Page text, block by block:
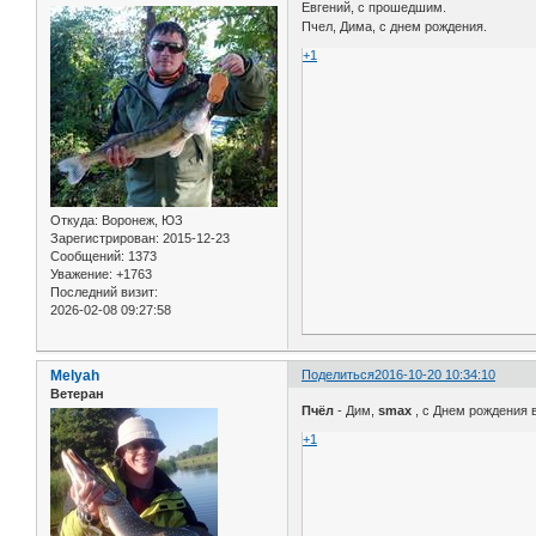
Откуда: Воронеж, ЮЗ
Зарегистрирован: 2015-12-23
Сообщений: 1373
Уважение: +1763
Последний визит:
2026-02-08 09:27:58
Евгений, с прошедшим.
Пчел, Дима, с днем рождения.
+1
Поделиться2016-10-20 10:34:10
Melyah
Ветеран
Пчёл- Дим,smax , с Днем рождения
+1